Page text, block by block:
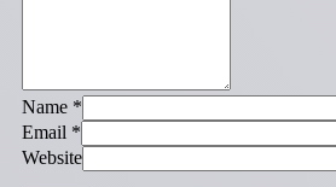
Name *
Email *
Website